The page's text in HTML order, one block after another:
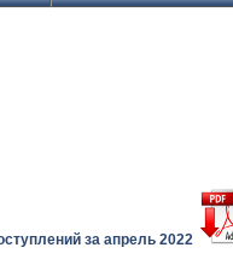
за апрель 2022